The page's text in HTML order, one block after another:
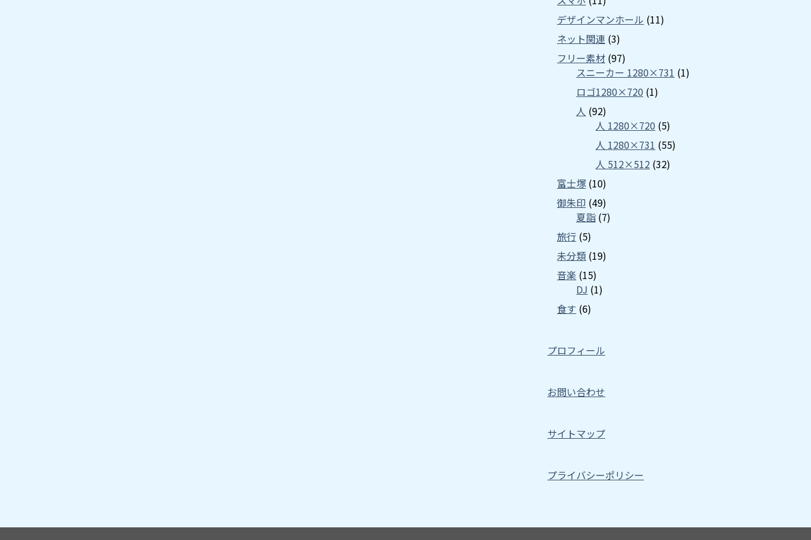
デザインマンホール (11)
ネット関連 (3)
フリー素材 (97)
スニーカー 1280×731 (1)
ロゴ1280×720 (1)
人 (92)
人 1280×720 (5)
人 1280×731 (55)
人 512×512 (32)
富士塚 (10)
御朱印 (49)
夏詣 (7)
旅行 (5)
未分類 (19)
音楽 (15)
DJ (1)
食す (6)
プロフィール
お問い合わせ
サイトマップ
プライバシーポリシー